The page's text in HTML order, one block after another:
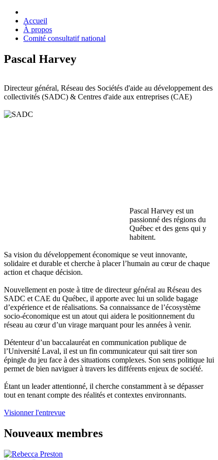
Accueil
À propos
Comité consultatif national
Pascal Harvey
Directeur général, Réseau des Sociétés d'aide au développement des
collectivités (SADC) & Centres d'aide aux entreprises (CAE)
Pascal Harvey est un
passionné des régions du
Québec et des gens qui y
habitent.
Sa vision du développement économique se veut innovante,
solidaire et durable et cherche à placer l’humain au cœur de chaque
action et chaque décision.
Nouvellement en poste à titre de directeur général au Réseau des
SADC et CAE du Québec, il apporte avec lui un solide bagage
d’expérience et de réalisations. Sa connaissance de l’écosystème
socio-économique est un atout qui aidera le positionnement du
réseau au cœur d’un virage marquant pour les années à venir.
Détenteur d’un baccalauréat en communication publique de
l’Université Laval, il est un fin communicateur qui sait tirer son
épingle du jeu face à des situations complexes. Son sens politique lui
permet de bien naviguer à travers les différents enjeux de société.
Étant un leader attentionné, il cherche constamment à se dépasser
tout en tenant compte des réalités et contextes environnants.
Visionner l'entrevue
Nouveaux membres